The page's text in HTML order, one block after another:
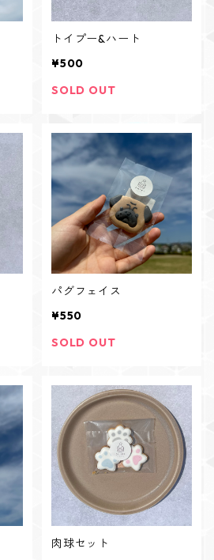
トイプー&ハート
¥500
SOLD OUT
パグフェイス
¥550
SOLD OUT
肉球セット